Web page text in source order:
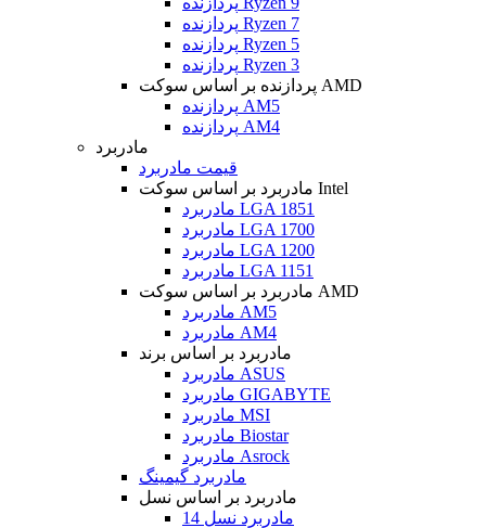
پردازنده Ryzen 7
پردازنده Ryzen 5
پردازنده Ryzen 3
پردازنده بر اساس سوکت AMD
پردازنده AM5
پردازنده AM4
مادربرد
قیمت مادربرد
مادربرد بر اساس سوکت Intel
مادربرد LGA 1851
مادربرد LGA 1700
مادربرد LGA 1200
مادربرد LGA 1151
مادربرد بر اساس سوکت AMD
مادربرد AM5
مادربرد AM4
مادربرد بر اساس برند
مادربرد ASUS
مادربرد GIGABYTE
مادربرد MSI
مادربرد Biostar
مادربرد Asrock
مادربرد گیمینگ
مادربرد بر اساس نسل
مادربرد نسل 14